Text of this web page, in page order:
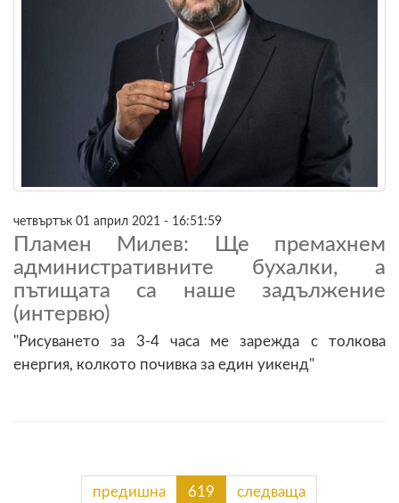
четвъртък 01 април 2021 - 16:51:59
Пламен Милев: Ще премахнем
административните бухалки, а
пътищата са наше задължение
(интервю)
"Рисуването за 3-4 часа ме зарежда с толкова
енергия, колкото почивка за един уикенд"
предишна 619 следваща